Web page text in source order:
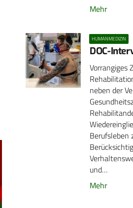
Mehr
HUMANMEDIZIN
DOC-
Vorrangiges
neben der
Berufsleben
und…
Mehr